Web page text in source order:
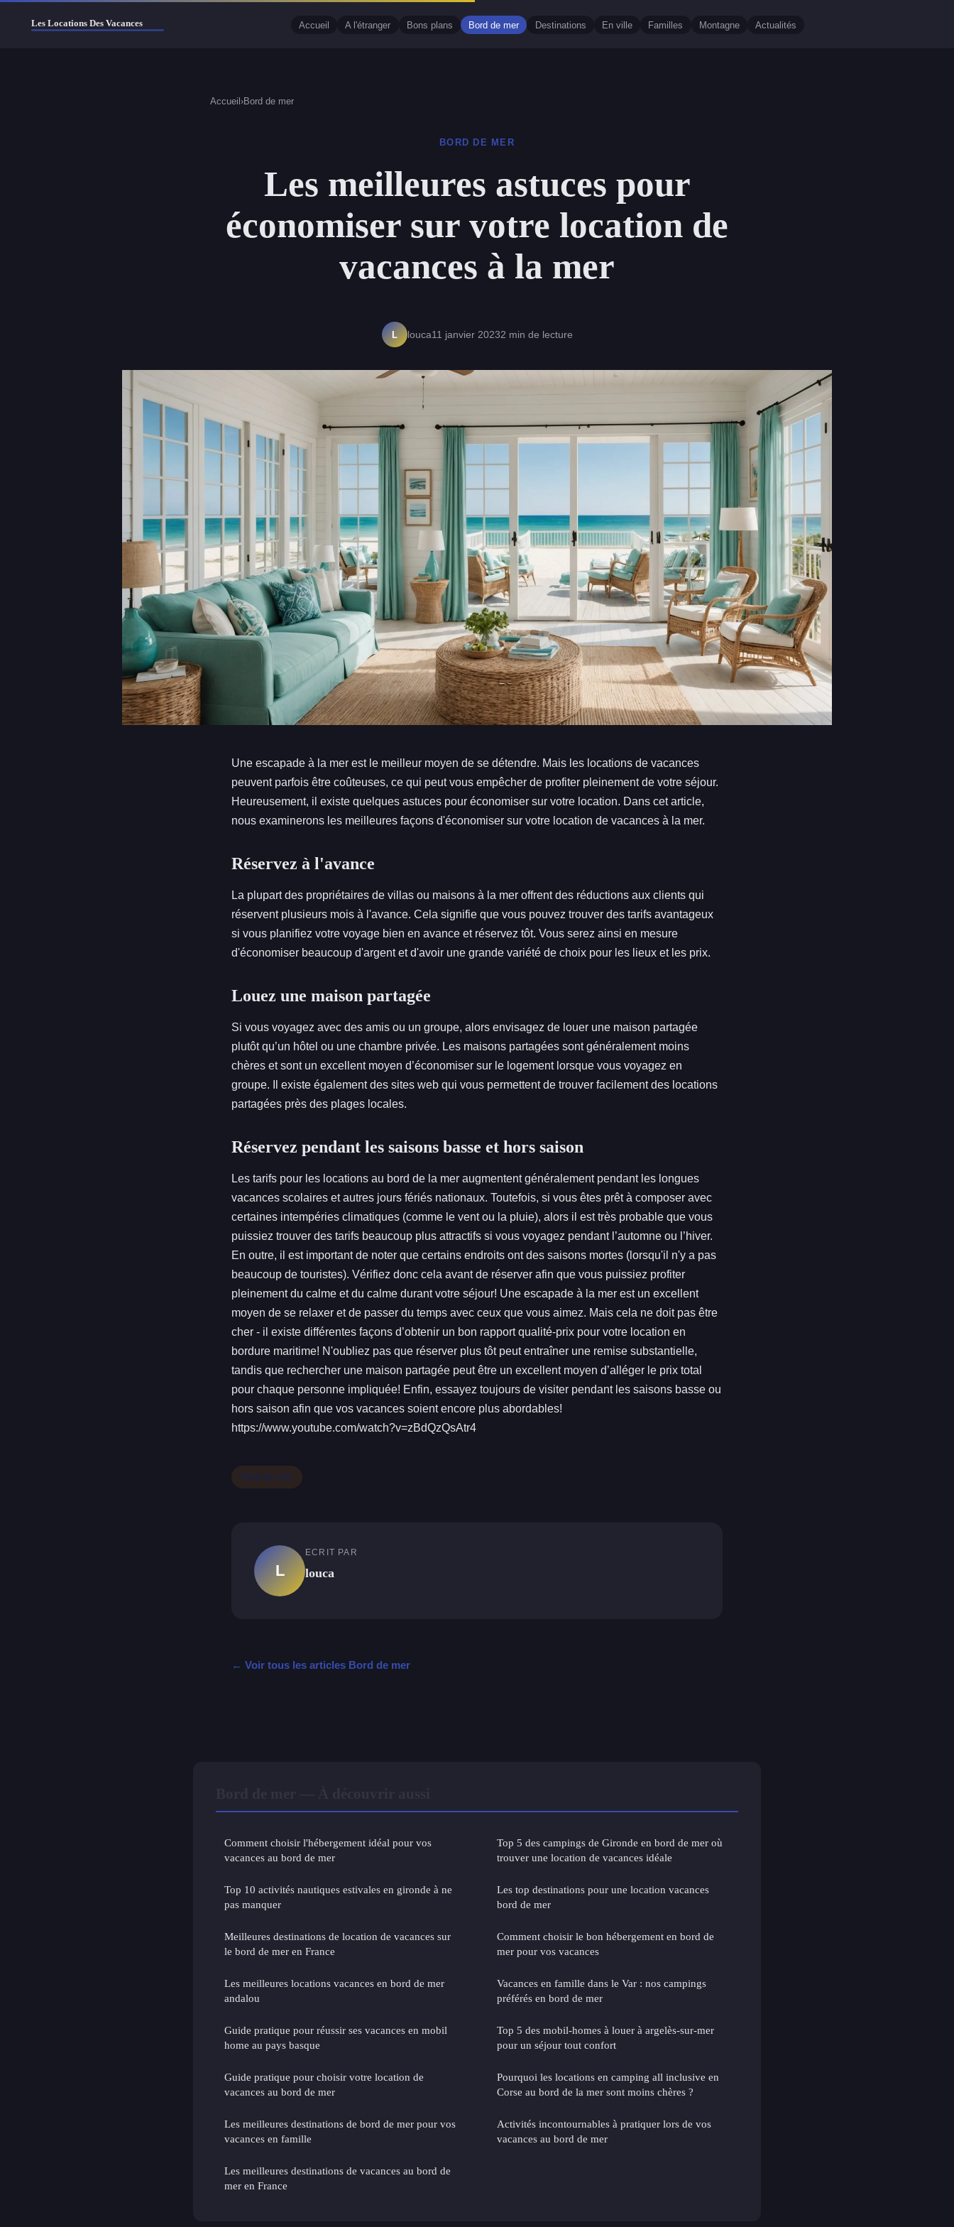
Accueil A l'étranger Bons plans Bord de mer Destinations En ville Familles Montagne Actualités
Accueil ›Bord de mer
BORD DE MER
Les meilleures astuces pour
économiser sur votre location de
vacances à la mer
L louca11 janvier 20232 min de lecture
Une escapade à la mer est le meilleur moyen de se détendre. Mais les locations de vacances
peuvent parfois être coûteuses, ce qui peut vous empêcher de profiter pleinement de votre séjour.
Heureusement, il existe quelques astuces pour économiser sur votre location. Dans cet article,
nous examinerons les meilleures façons d'économiser sur votre location de vacances à la mer.
Réservez à l'avance
La plupart des propriétaires de villas ou maisons à la mer offrent des réductions aux clients qui
réservent plusieurs mois à l'avance. Cela signifie que vous pouvez trouver des tarifs avantageux
si vous planifiez votre voyage bien en avance et réservez tôt. Vous serez ainsi en mesure
d'économiser beaucoup d'argent et d'avoir une grande variété de choix pour les lieux et les prix.
Louez une maison partagée
Si vous voyagez avec des amis ou un groupe, alors envisagez de louer une maison partagée
plutôt qu’un hôtel ou une chambre privée. Les maisons partagées sont généralement moins
chères et sont un excellent moyen d’économiser sur le logement lorsque vous voyagez en
groupe. Il existe également des sites web qui vous permettent de trouver facilement des locations
partagées près des plages locales.
Réservez pendant les saisons basse et hors saison
Les tarifs pour les locations au bord de la mer augmentent généralement pendant les longues
vacances scolaires et autres jours fériés nationaux. Toutefois, si vous êtes prêt à composer avec
certaines intempéries climatiques (comme le vent ou la pluie), alors il est très probable que vous
puissiez trouver des tarifs beaucoup plus attractifs si vous voyagez pendant l’automne ou l’hiver.
En outre, il est important de noter que certains endroits ont des saisons mortes (lorsqu'il n'y a pas
beaucoup de touristes). Vérifiez donc cela avant de réserver afin que vous puissiez profiter
pleinement du calme et du calme durant votre séjour! Une escapade à la mer est un excellent
moyen de se relaxer et de passer du temps avec ceux que vous aimez. Mais cela ne doit pas être
cher - il existe différentes façons d’obtenir un bon rapport qualité-prix pour votre location en
bordure maritime! N'oubliez pas que réserver plus tôt peut entraîner une remise substantielle,
tandis que rechercher une maison partagée peut être un excellent moyen d’alléger le prix total
pour chaque personne impliquée! Enfin, essayez toujours de visiter pendant les saisons basse ou
hors saison afin que vos vacances soient encore plus abordables!
https://www.youtube.com/watch?v=zBdQzQsAtr4
Bord de mer
L
ECRIT PAR
louca
← Voir tous les articles Bord de mer
Comment choisir l'hébergement idéal pour vos
vacances au bord de mer
Top 10 activités nautiques estivales en gironde à ne
pas manquer
Meilleures destinations de location de vacances sur
le bord de mer en France
Les meilleures locations vacances en bord de mer
andalou
Guide pratique pour réussir ses vacances en mobil
home au pays basque
Guide pratique pour choisir votre location de
vacances au bord de mer
Les meilleures destinations de bord de mer pour vos
vacances en famille
Les meilleures destinations de vacances au bord de
mer en France
Top 5 des campings de Gironde en bord de mer où
trouver une location de vacances idéale
Les top destinations pour une location vacances
bord de mer
Comment choisir le bon hébergement en bord de
mer pour vos vacances
Vacances en famille dans le Var : nos campings
préférés en bord de mer
Top 5 des mobil-homes à louer à argelès-sur-mer
pour un séjour tout confort
Pourquoi les locations en camping all inclusive en
Corse au bord de la mer sont moins chères ?
Activités incontournables à pratiquer lors de vos
vacances au bord de mer